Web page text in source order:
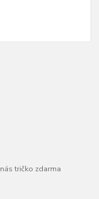
tričko zdarma